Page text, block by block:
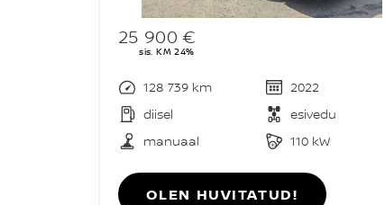
25 900 €
sis. KM 24%
128 739 km
2022
diisel
esivedu
manuaal
110 kW
OLEN HUVITATUD!